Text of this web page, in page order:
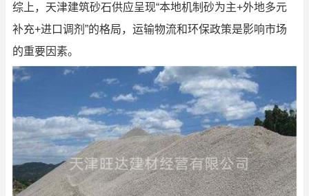
综上，天津建筑砂石供应呈现“本地机制砂为主+外地多元
补充+进口调剂”的格局，运输物流和环保政策是影响市场
的重要因素。